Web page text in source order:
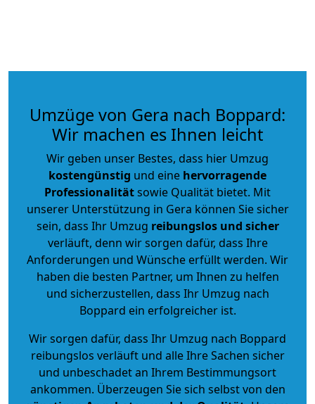
Umzüge von Gera nach Boppard:
Wir machen es Ihnen leicht
Wir geben unser Bestes, dass hier Umzug
kostengünstig und eine hervorragende
Professionalitätsowie Qualität bietet. Mit
unserer Unterstützung in Gera können Sie sicher
sein, dass Ihr Umzug reibungslos und sicher
verläuft, denn wir sorgen dafür, dass Ihre
Anforderungen und Wünsche erfüllt werden. Wir
haben die besten Partner, um Ihnen zu helfen
und sicherzustellen, dass Ihr Umzug nach
Boppard ein erfolgreicher ist.
Wir sorgen dafür, dass Ihr Umzug nach Boppard
reibungslos verläuft und alle Ihre Sachen sicher
und unbeschadet an Ihrem Bestimmungsort
ankommen. Überzeugen Sie sich selbst von den